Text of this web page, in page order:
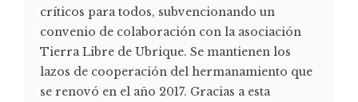
críticos para todos, subvencionando un
convenio de colaboración con la asociación
Tierra Libre de Ubrique. Se mantienen los
lazos de cooperación del hermanamiento que
se renovó en el año 2017. Gracias a esta